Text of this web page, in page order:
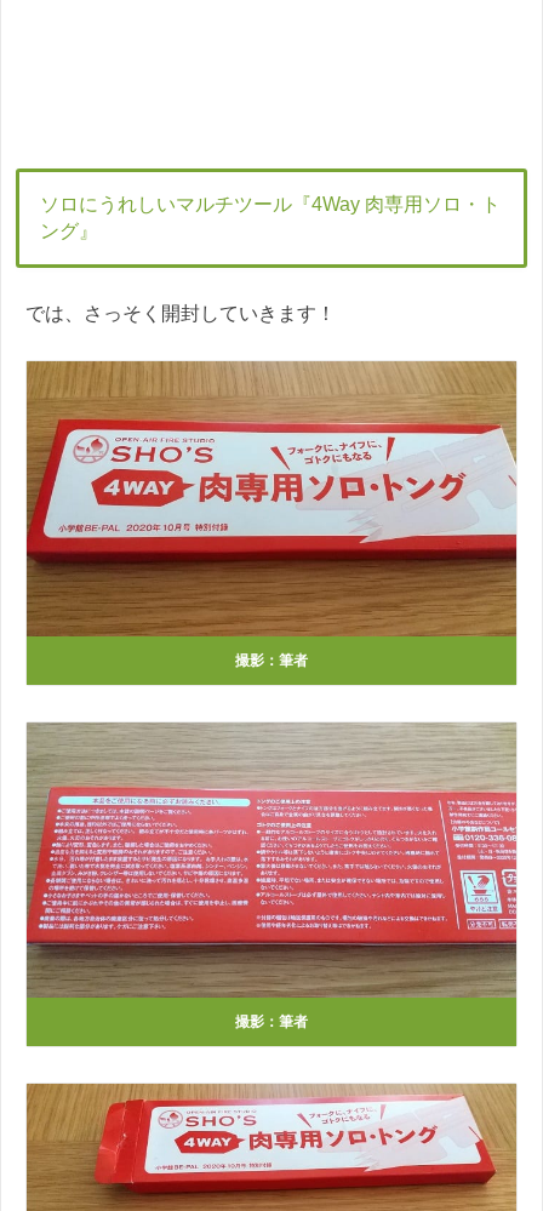
ソロにうれしいマルチツール『4Way 肉専用ソロ・ト
ング』
では、さっそく開封していきます！
撮影：筆者
撮影：筆者